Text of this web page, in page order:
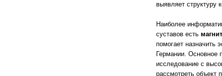
выявляет структуру
Наиболее
суставов есть
помогает назначить
Германии. Основное
исследование с
рассмотреть объект